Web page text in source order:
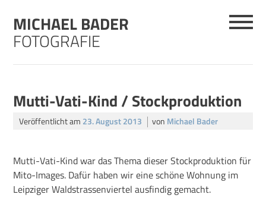
contentMICHAEL BADER
FOTOGRAFIE
Mutti-Vati-Kind / Stockproduktion
Veröffentlicht am 23. August 2013 von Michael Bader
Mutti-Vati-Kind war das Thema dieser Stockproduktion für
Mito-Images. Dafür haben wir eine schöne Wohnung im
Leipziger Waldstrassenviertel ausfindig gemacht.